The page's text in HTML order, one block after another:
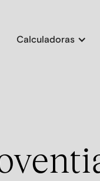
Calculadoras